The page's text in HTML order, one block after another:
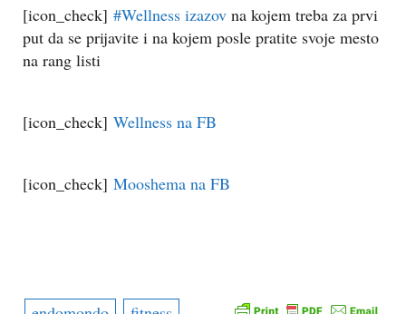
[icon_check] #Wellness izazov na kojem treba za prvi
put da se prijavite i na kojem posle pratite svoje mesto
na rang listi
[icon_check] Wellness na FB
[icon_check] Mooshema na FB